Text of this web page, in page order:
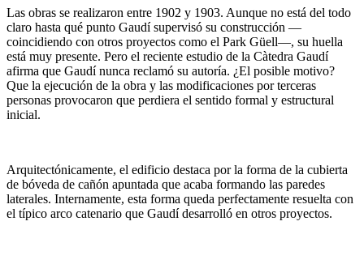
Las obras se realizaron entre 1902 y 1903. Aunque no está del todo
claro hasta qué punto Gaudí supervisó su construcción —
coincidiendo con otros proyectos como el Park Güell—, su huella
está muy presente. Pero el reciente estudio de la Càtedra Gaudí
afirma que Gaudí nunca reclamó su autoría. ¿El posible motivo?
Que la ejecución de la obra y las modificaciones por terceras
personas provocaron que perdiera el sentido formal y estructural
inicial.
Arquitectónicamente, el edificio destaca por la forma de la cubierta
de bóveda de cañón apuntada que acaba formando las paredes
laterales. Internamente, esta forma queda perfectamente resuelta con
el típico arco catenario que Gaudí desarrolló en otros proyectos.